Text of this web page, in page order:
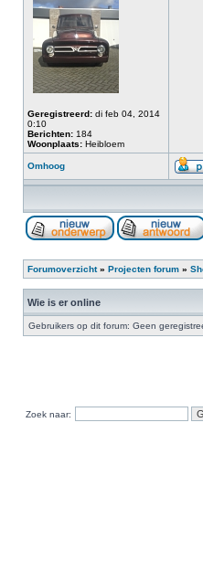
Geregistreerd: di feb 04, 2014
0:10
Berichten: 184
Woonplaats: Heibloem
Omhoog
Forumoverzicht» Projecten forum »
Wie is er online
Gebruikers op dit forum: Geen
Zoek naar: